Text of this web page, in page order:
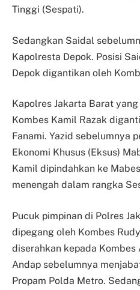
Tinggi (Sespati).
Sedangkan Saidal
Kapolresta Depok. Posisi
Depok digantikan oleh
Kapolres Jakarta Barat
Kombes Kamil Razak
Fanami. Yazid sebelumnya
Ekonomi Khusus (Eksus)
Kamil dipindahkan ke
menengah dalam rangka
Pucuk pimpinan di Polres
dipegang oleh Kombes
diserahkan kepada Kombes
Andap sebelumnya
Propam Polda Metro.